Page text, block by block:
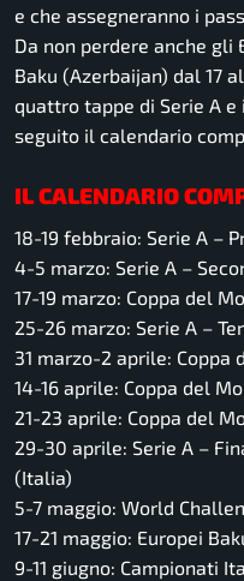
e che assegneranno i
Da non perdere anche gli
Baku (Azerbaijan) dal 17
quattro tappe di Serie A
seguito il calendario
IL CALENDARIO
18-19 febbraio: Serie A –
4-5 marzo: Serie A –
17-19 marzo: Coppa del
25-26 marzo: Serie A –
31 marzo-2 aprile: Coppa
14-16 aprile: Coppa del
21-23 aprile: Coppa del
29-30 aprile: Serie A –
(Italia)
5-7 maggio: World
17-21 maggio: Europei
9-11 giugno: Campionati